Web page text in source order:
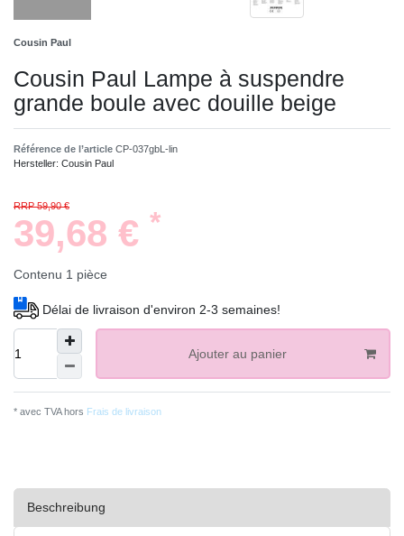
Cousin Paul
Cousin Paul Lampe à suspendre
grande boule avec douille beige
Référence de l’article CP-037gbL-lin
Hersteller: Cousin Paul
RRP 59,90 €
39,68 € *
Contenu 1 pièce
Délai de livraison d'environ 2-3 semaines!
Ajouter au panier
* avec TVA hors Frais de livraison
Beschreibung